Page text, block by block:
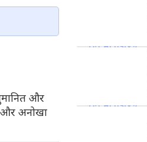
और
और अनोखा